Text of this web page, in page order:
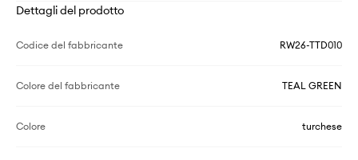
Dettagli del prodotto
Codice del fabbricante RW26-TTD010
Colore del fabbricante TEAL GREEN
Colore turchese